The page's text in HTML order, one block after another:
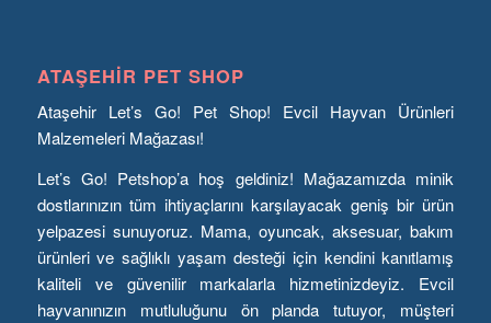
ATAŞEHIR PET SHOP
Ataşehir Let’s Go! Pet Shop! Evcil Hayvan Ürünleri
Malzemeleri Mağazası!
Let’s Go! Petshop’a hoş geldiniz! Mağazamızda minik
dostlarınızın tüm ihtiyaçlarını karşılayacak geniş bir ürün
yelpazesi sunuyoruz. Mama, oyuncak, aksesuar, bakım
ürünleri ve sağlıklı yaşam desteği için kendini kanıtlamış
kaliteli ve güvenilir markalarla hizmetinizdeyiz. Evcil
hayvanınızın mutluluğunu ön planda tutuyor, müşteri